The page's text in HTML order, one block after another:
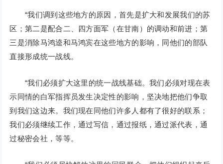
“我们调到这些地方的原因，首先是扩大和发展我们的苏
区；第二是配合二、四方面军（在甘南）的调动和前进；第
三是消除马鸿逵和马鸿宾在这些地方的影响，同他们的部队
直接形成统一战线。
“我们必须扩大这里的统一战线基础。我们必须对现在表
示同情的白军指挥员发生决定性的影响，坚决地把他们争取
到我们这边来。我们现在同他们许多人都有了很好的联系；
我们必须继续工作，通过写信，通过报纸，通过派代表，通
过秘密会社，等等。